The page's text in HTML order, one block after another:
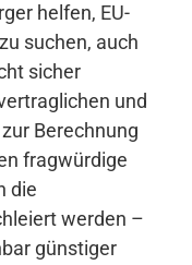
helfen, EU-
suchen, auch
sicher
und
Berechnung
fragwürdige
die
werden –
günstiger